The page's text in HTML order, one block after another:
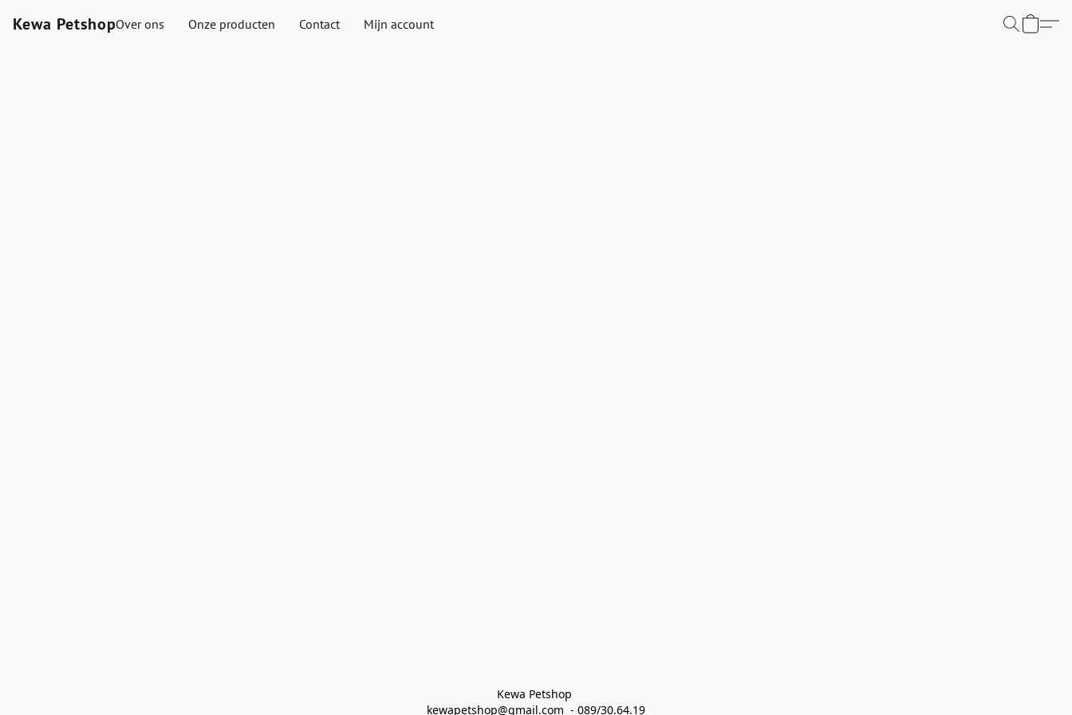
Kewa PetshopOver ons Onze producten Contact Mijn account
Kewa Petshop
kewapetshop@gmail.com  - 089/30.64.19